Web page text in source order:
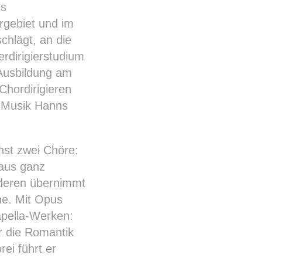
und im
an die
am
Hanns
zwei Chöre:
ganz
übernimmt
Mit Opus
Werken:
die Romantik
führt er